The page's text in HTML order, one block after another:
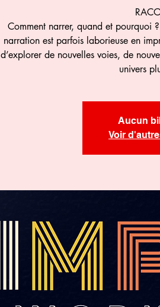
Comment narrer, quand et pourquoi
narration est parfois laborieuse en
d’explorer de nouvelles voies, de
univers
Aucun
Voir